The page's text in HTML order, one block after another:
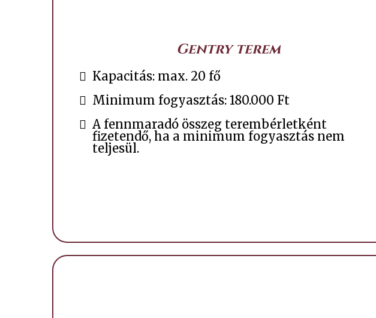
Gentry terem
Kapacitás: max. 20 fő
Minimum fogyasztás: 180.000 Ft
A fennmaradó összeg terembérletként
fizetendő, ha a minimum fogyasztás nem
teljesül.